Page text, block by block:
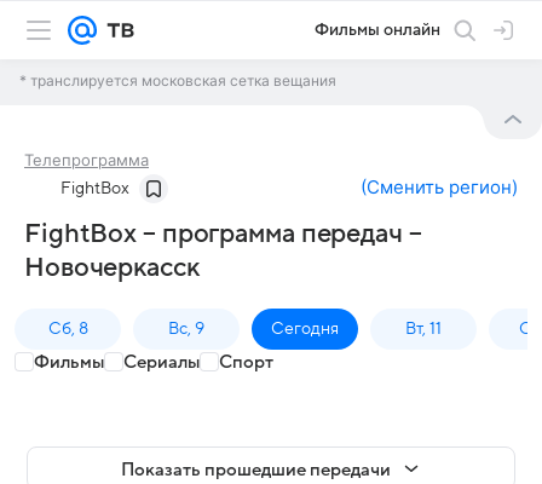
Фильмы онлайн
* транслируется московская сетка вещания
Телепрограмма
FightBox (Сменить регион)
FightBox – программа передач –
Новочеркасск
Сб, 8 Вс, 9 Сегодня Вт, 11
Фильмы Сериалы Спорт
Показать прошедшие передачи